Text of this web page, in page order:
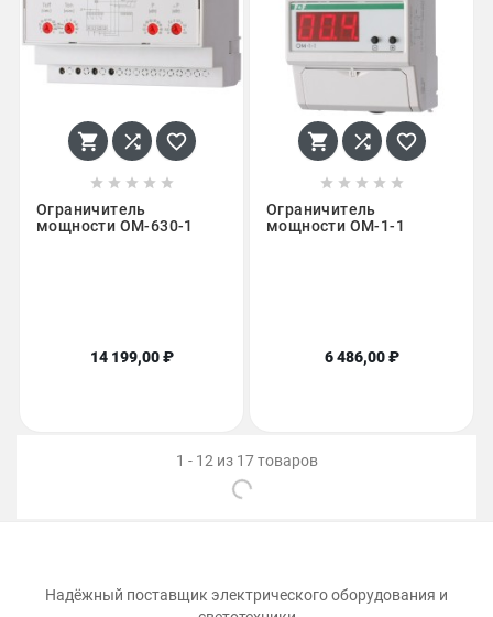
  
    
Ограничитель
мощности ОМ-630-1
14 199,00 ₽
  
    
Ограничитель
мощности ОМ-1-1
6 486,00 ₽
1 - 12 из 17 товаров
Надёжный поставщик электрического оборудования и